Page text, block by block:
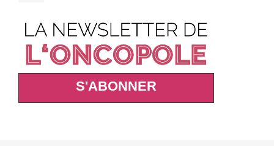
S'ABONNER